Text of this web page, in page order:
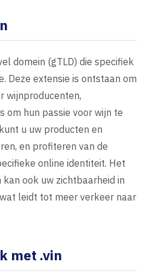
domein (gTLD) die specifiek
Deze extensie is ontstaan om
wijnproducenten,
om hun passie voor wijn te
u uw producten en
en profiteren van de
online identiteit. Het
kan ook uw zichtbaarheid in
leidt tot meer verkeer naar
met .vin